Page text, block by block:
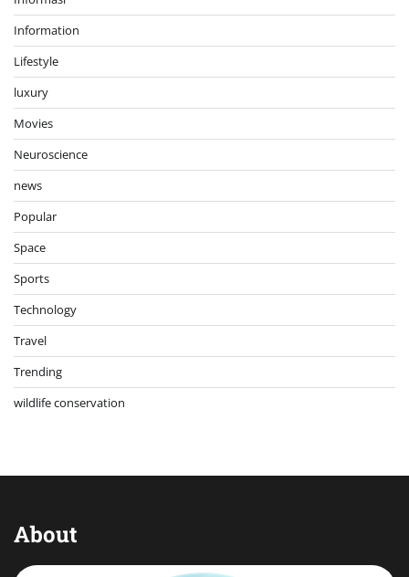
Information
Lifestyle
luxury
Movies
Neuroscience
news
Popular
Space
Sports
Technology
Travel
Trending
wildlife conservation
About